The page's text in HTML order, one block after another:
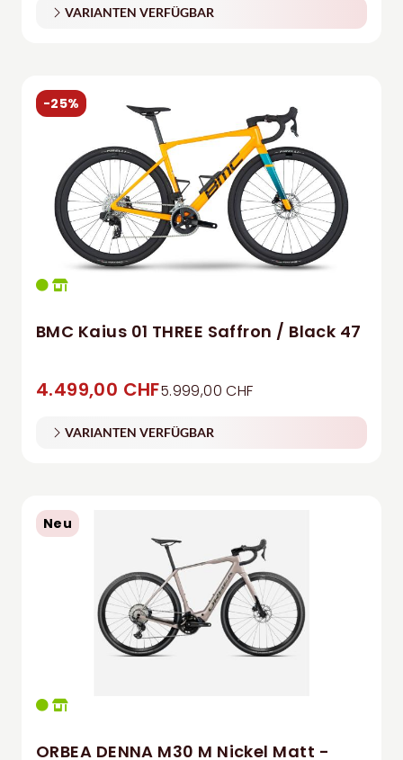
VARIANTEN VERFÜGBAR
-25%
BMC Kaius 01 THREE Saffron / Black 47
4.499,00 CHF5.999,00 CHF
VARIANTEN VERFÜGBAR
Neu
ORBEA DENNA M30 M Nickel Matt -